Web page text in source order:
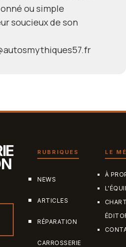
ou simple
soucieux de son
RUBRIQUES
NEWS
ARTICLES
RÉPARATION
CARROSSERIE
LE
À